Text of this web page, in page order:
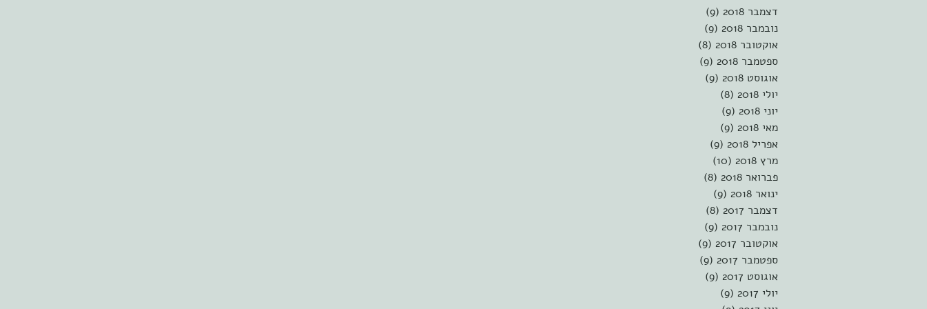
דצמבר 2018
(9)
נובמבר 2018
(9)
אוקטובר 2018
(8)
ספטמבר 2018
(9)
אוגוסט 2018
(9)
יולי 2018
(8)
יוני 2018
(9)
מאי 2018
(9)
אפריל 2018
(9)
מרץ 2018
(10)
פברואר 2018
(8)
ינואר 2018
(9)
דצמבר 2017
(8)
נובמבר 2017
(9)
אוקטובר 2017
(9)
ספטמבר 2017
(9)
אוגוסט 2017
(9)
יולי 2017
(9)